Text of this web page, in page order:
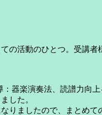
の活動のひとつ。受講者
器楽演奏法、読譜力向上
した。
りましたので、まとめて